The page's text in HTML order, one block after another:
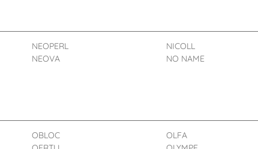
NEOPERL
NEOVA
NICOLL
NO NAME
OBLOC
OLFA